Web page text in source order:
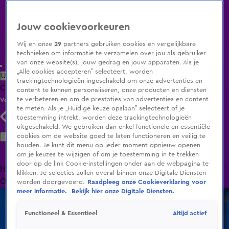
Uitzending Gemist Populaire programma's Zenders Genres
ClipsFilmsRadioSmart TV inlogShop
Volg KIJK
Zoeken
HomeUitzending Gemist Programma's De Bondgenoten
OranjezomerLivestreamsShop
Jouw cookievoorkeuren
Wij en onze29 partners gebruiken cookies en vergelijkbare
technieken om informatie te verzamelen over jou als gebruiker
van onze website(s), jouw gedrag en jouw apparaten. Als je
„Alle cookies accepteren” selecteert, worden
trackingtechnologieën ingeschakeld om onze advertenties en
content te kunnen personaliseren, onze producten en diensten
te verbeteren en om de prestaties van advertenties en content
te meten. Als je „Huidige keuze opslaan” selecteert of je
toestemming intrekt, worden deze trackingtechnologieën
uitgeschakeld. We gebruiken dan enkel functionele en essentiële
cookies om de website goed te laten functioneren en veilig te
houden. Je kunt dit menu op ieder moment opnieuw openen
om je keuzes te wijzigen of om je toestemming in te trekken
door op de link Cookie-instellingen onder aan de webpagina te
klikken. Je selecties zullen overal binnen onze Digitale Diensten
worden doorgevoerd.
Raadpleeg onze Cookieverklaring voor
meer informatie.
Bekijk hier onze Digitale Diensten.
Functioneel & Essentieel Altijd actief